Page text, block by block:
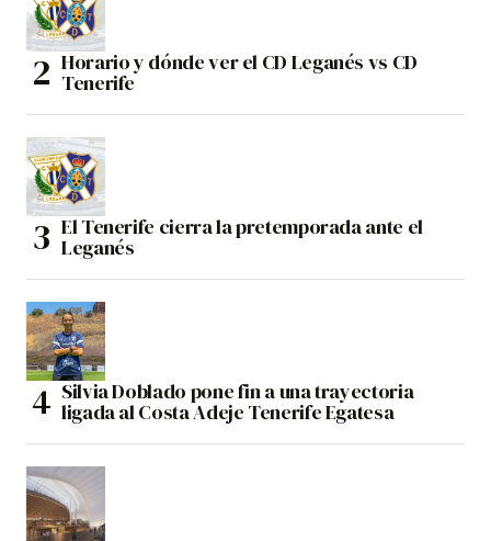
Horario y dónde ver el CD Leganés vs CD
Tenerife
El Tenerife cierra la pretemporada ante el
Leganés
Silvia Doblado pone fin a una trayectoria
ligada al Costa Adeje Tenerife Egatesa